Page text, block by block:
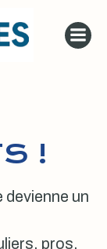
!
devienne un
pros,